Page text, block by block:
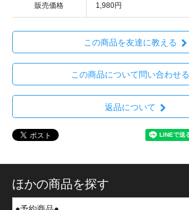
販売価格 1,980円
この商品を友達に教える
この商品について問い合わせる
返品について
ほかの商品を探す